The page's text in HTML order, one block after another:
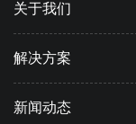
关于我们
解决方案
新闻动态